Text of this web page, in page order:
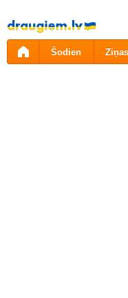
Pāriet
uz
saturu
Šodien Ziņas